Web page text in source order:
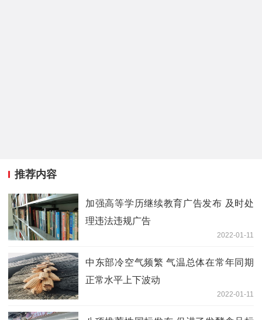
推荐内容
加强高等学历继续教育广告发布 及时处
理违法违规广告
2022-01-11
中东部冷空气频繁 气温总体在常年同期
正常水平上下波动
2022-01-11